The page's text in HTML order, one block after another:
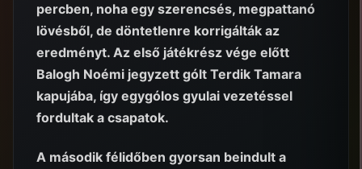
percben, noha egy szerencsés, megpattanó
lövésből, de döntetlenre korrigálták az
eredményt. Az első játékrész vége előtt
Balogh Noémi jegyzett gólt Terdik Tamara
kapujába, így egygólos gyulai vezetéssel
fordultak a csapatok.
A második félidőben gyorsan beindult a